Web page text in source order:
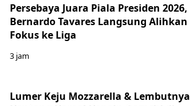
Persebaya Juara Piala Presiden 2026,
Bernardo Tavares Langsung Alihkan
Fokus ke Liga
3 jam
Lumer Keju Mozzarella & Lembutnya